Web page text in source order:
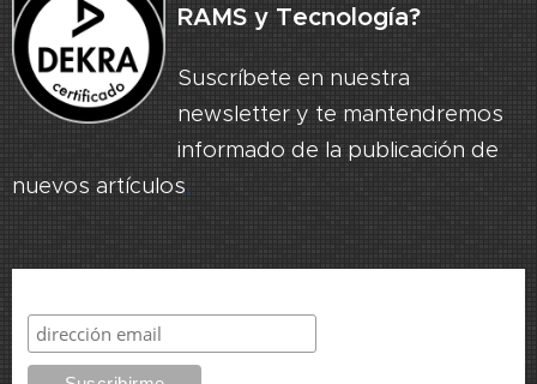
RAMS y Tecnología?
Suscríbete en nuestra
newsletter y te mantendremos
informado de la publicación de
nuevos artículos.